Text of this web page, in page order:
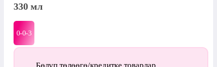
330 мл
0-0-3
Бөлүп төлөөгө/кредитке товарлар